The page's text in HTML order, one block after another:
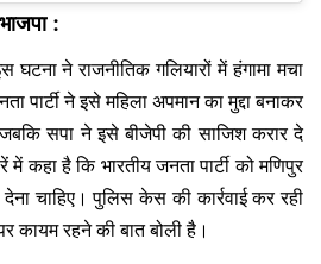
:
घटना ने राजनीतिक गलियारों में हंगामा मचा
पार्टी ने इसे महिला अपमान का मुद्दा बनाकर
सपा ने इसे बीजेपी की साजिश करार दे
कहा है कि भारतीय जनता पार्टी को मणिपुर
चाहिए। पुलिस केस की कार्रवाई कर रही
कायम रहने की बात बोली है।